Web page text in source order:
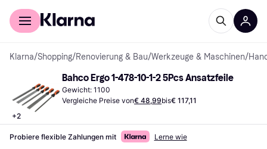
Für Shopper
Klarna/Shopping/Renovierung & Bau/Werkzeuge & Maschinen/
+2
Bahco Ergo 1-478-10-1-2 5Pcs Ansatzfeile
Gewicht: 1100
Vergleiche Preise von€ 48,99bis€ 117,11
Probiere flexible Zahlungen mit Lerne wie